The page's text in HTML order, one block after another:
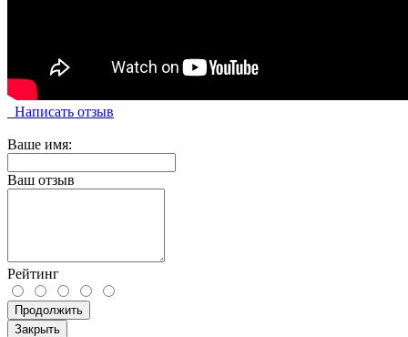
Написать отзыв
Ваше имя:
Ваш отзыв
Рейтинг
Продолжить
Закрыть